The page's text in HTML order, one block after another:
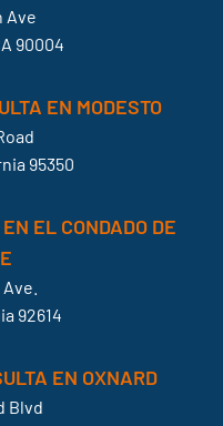
Ave
90004
EN MODESTO
95350
EL CONDADO DE
92614
EN OXNARD
Blvd